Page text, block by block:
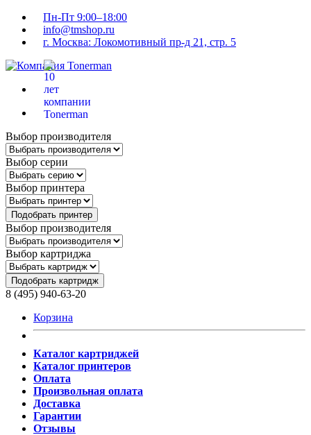
Пн-Пт 9:00–18:00
info@tmshop.ru
г. Москва: Локомотивный пр-д 21, стр. 5
Выбор производителя
Выбор серии
Выбор принтера
Подобрать принтер
Выбор производителя
Выбор картриджа
Подобрать картридж
8 (495) 940-63-20
Корзина
Каталог картриджей
Каталог принтеров
Оплата
Произвольная оплата
Доставка
Гарантии
Отзывы